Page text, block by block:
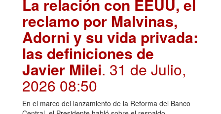
La relación con EEUU, el
reclamo por Malvinas,
Adorni y su vida privada:
las definiciones de
Javier Milei. 31 de Julio,
2026 08:50
En el marco del lanzamiento de la Reforma del Banco